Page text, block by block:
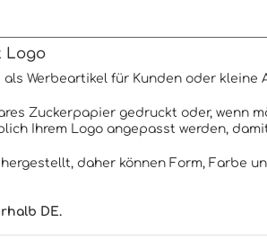
Logo
Werbeartikel für Kunden oder
Zuckerpapier gedruckt oder, wenn
Ihrem Logo angepasst werden,
daher können Form, Farbe
DE.